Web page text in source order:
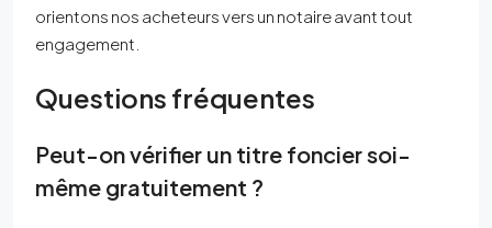
orientons nos acheteurs vers un notaire avant tout
engagement.
Questions fréquentes
Peut-on vérifier un titre foncier soi-
même gratuitement ?